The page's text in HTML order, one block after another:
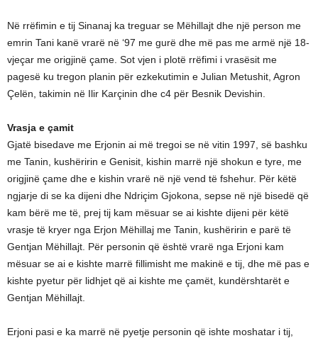
Në rrëfimin e tij Sinanaj ka treguar se Mëhillajt dhe një person me
emrin Tani kanë vrarë në ‘97 me gurë dhe më pas me armë një 18-
vjeçar me origjinë çame. Sot vjen i plotë rrëfimi i vrasësit me
pagesë ku tregon planin për ezkekutimin e Julian Metushit, Agron
Çelën, takimin në Ilir Karçinin dhe c4 për Besnik Devishin.
Vrasja e çamit
Gjatë bisedave me Erjonin ai më tregoi se në vitin 1997, së bashku
me Tanin, kushëririn e Genisit, kishin marrë një shokun e tyre, me
origjinë çame dhe e kishin vrarë në një vend të fshehur. Për këtë
ngjarje di se ka dijeni dhe Ndriçim Gjokona, sepse në një bisedë që
kam bërë me të, prej tij kam mësuar se ai kishte dijeni për këtë
vrasje të kryer nga Erjon Mëhillaj me Tanin, kushëririn e parë të
Gentjan Mëhillajt. Për personin që është vrarë nga Erjoni kam
mësuar se ai e kishte marrë fillimisht me makinë e tij, dhe më pas e
kishte pyetur për lidhjet që ai kishte me çamët, kundërshtarët e
Gentjan Mëhillajt.
Erjoni pasi e ka marrë në pyetje personin që ishte moshatar i tij,